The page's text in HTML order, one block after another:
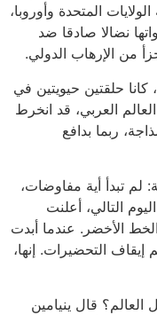
المتحدة وأوروبا،
نضالا صادقا ضد
من الإرهاب الدولي.
حلقتين حيويتين في
العربي، قد انخرط
ربما بدافع
لم تبدأ أية مفاوضات،
التالي، أعلنت
الأخضر. عندما أبدت
إيقاف التحضيرات. إنها،
قال ينيامين